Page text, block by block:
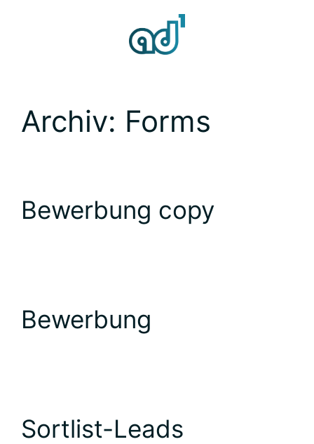
Archiv: Forms
Bewerbung copy
Bewerbung
Sortlist-Leads